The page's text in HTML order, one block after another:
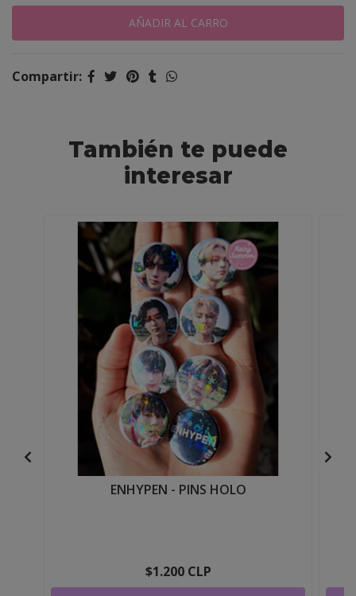
Compartir:
También te puede
interesar
ENHYPEN - PINS HOLO
$1.200 CLP